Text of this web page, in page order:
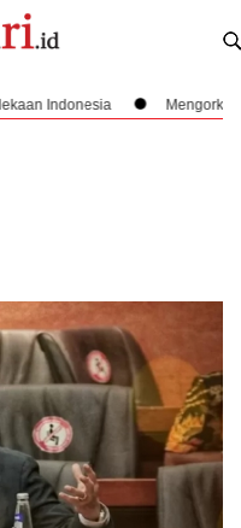
Mengorkestrasi Faksi, Sukarno,